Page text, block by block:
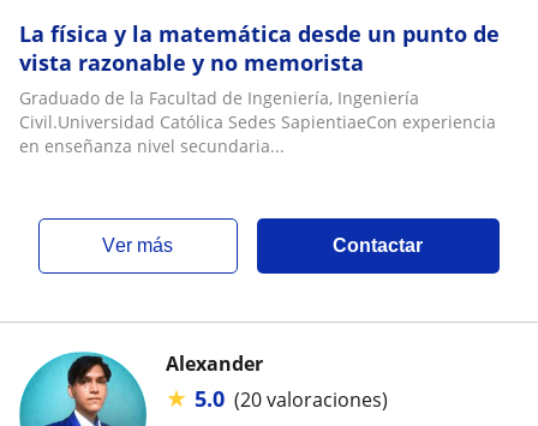
La física y la matemática desde un punto de
vista razonable y no memorista
Graduado de la Facultad de Ingeniería, Ingeniería
Civil.Universidad Católica Sedes SapientiaeCon experiencia
en enseñanza nivel secundaria...
ver más Contactar
Alexander
★ 5.0 (20 valoraciones)